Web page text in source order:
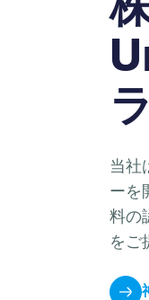
当社
ーを
料の
をご